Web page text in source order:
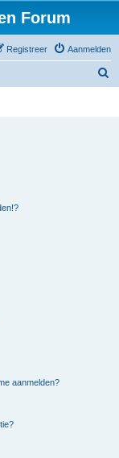
Forum
Aanmelden
Registreer
aanmelden?